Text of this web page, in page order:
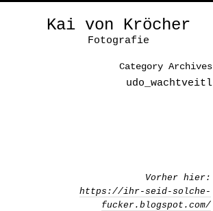
Kai von Kröcher
Fotografie
Category Archives
udo_wachtveitl
Vorher hier:
https://ihr-seid-solche-
fucker.blogspot.com/